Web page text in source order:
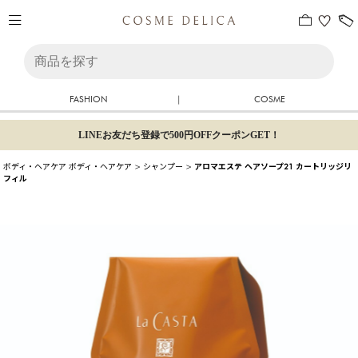
FASHION | COSME
LINEお友だち登録で500円OFFクーポンGET！
ボディ・ヘアケア ボディ・ヘアケア > シャンプー > アロマエステ ヘアソープ21 カートリッジリ
フィル